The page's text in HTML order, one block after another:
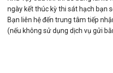
ngày kết thúc kỳ thi sát hạch bạn
Bạn liên hệ đến trung tâm tiếp
(nếu không sử dụng dịch vụ gửi